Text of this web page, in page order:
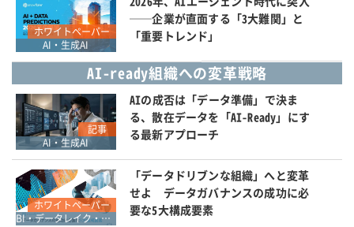
ホワイトペーパー
AI・生成AI
──企業が直面する「3大難関」と
「重要トレンド」
AI-ready組織への変革戦略
記事
AI・生成AI
AIの成否は「データ準備」で決ま
る、散在データを「AI-Ready」にす
る最新アプローチ
ホワイトペーパー
BI・データレイク・DWH・マイニング
「データドリブンな組織」へと変革
せよ データガバナンスの成功に必
要な5大構成要素